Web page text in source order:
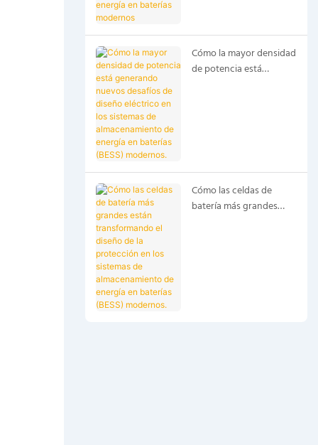
Cómo la mayor densidad
de potencia está
Cómo las celdas de
batería más grandes